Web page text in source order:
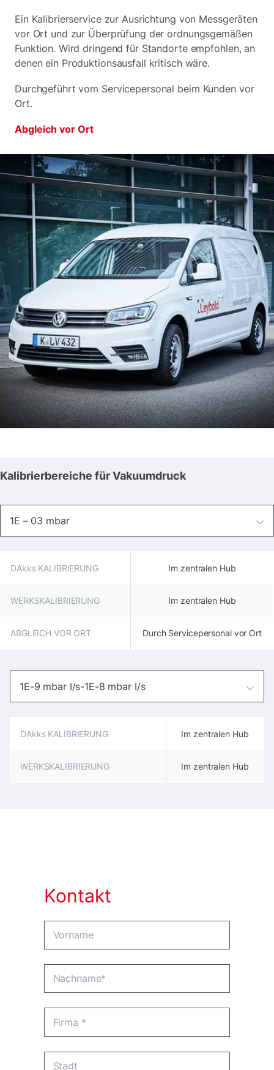
Abgleich vor Ort
Ein Kalibrierservice zur Ausrichtung von Messgeräten
vor Ort und zur Überprüfung der ordnungsgemäßen
Funktion. Wird dringend für Standorte empfohlen, an
denen ein Produktionsausfall kritisch wäre.
Durchgeführt vom Servicepersonal beim Kunden vor
Ort.
Kalibrierbereiche für Vakuumdruck
1E – 03 mbar
DAkks KALIBRIERUNG Im zentralen Hub
WERKSKALIBRIERUNG Im zentralen Hub
ABGLEICH VOR ORT Durch Servicepersonal vor Ort
1E-9 mbar I/s-1E-8 mbar I/s
DAkks KALIBRIERUNG Im zentralen Hub
WERKSKALIBRIERUNG Im zentralen Hub
Kontakt